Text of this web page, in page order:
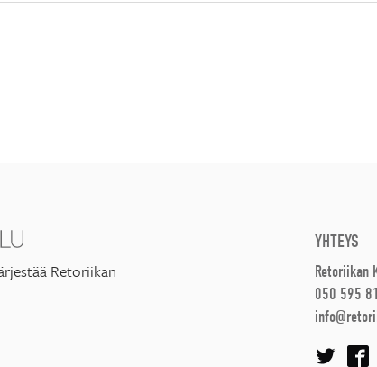
Retoriikan
YHTEYS
Retoriikan
050 595